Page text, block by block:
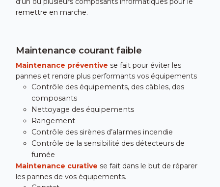
remettre en marche.
Maintenance courant faible
Maintenance préventive se fait pour éviter les
pannes et rendre plus performants vos équipements
Contrôle des équipements, des câbles, des
composants
Nettoyage des équipements
Rangement
Contrôle des sirènes d’alarmes incendie
Contrôle de la sensibilité des détecteurs de
fumée
Maintenance curative se fait dans le but de réparer
les pannes de vos équipements.